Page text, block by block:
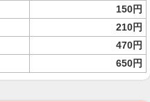
150円
210円
470円
650円